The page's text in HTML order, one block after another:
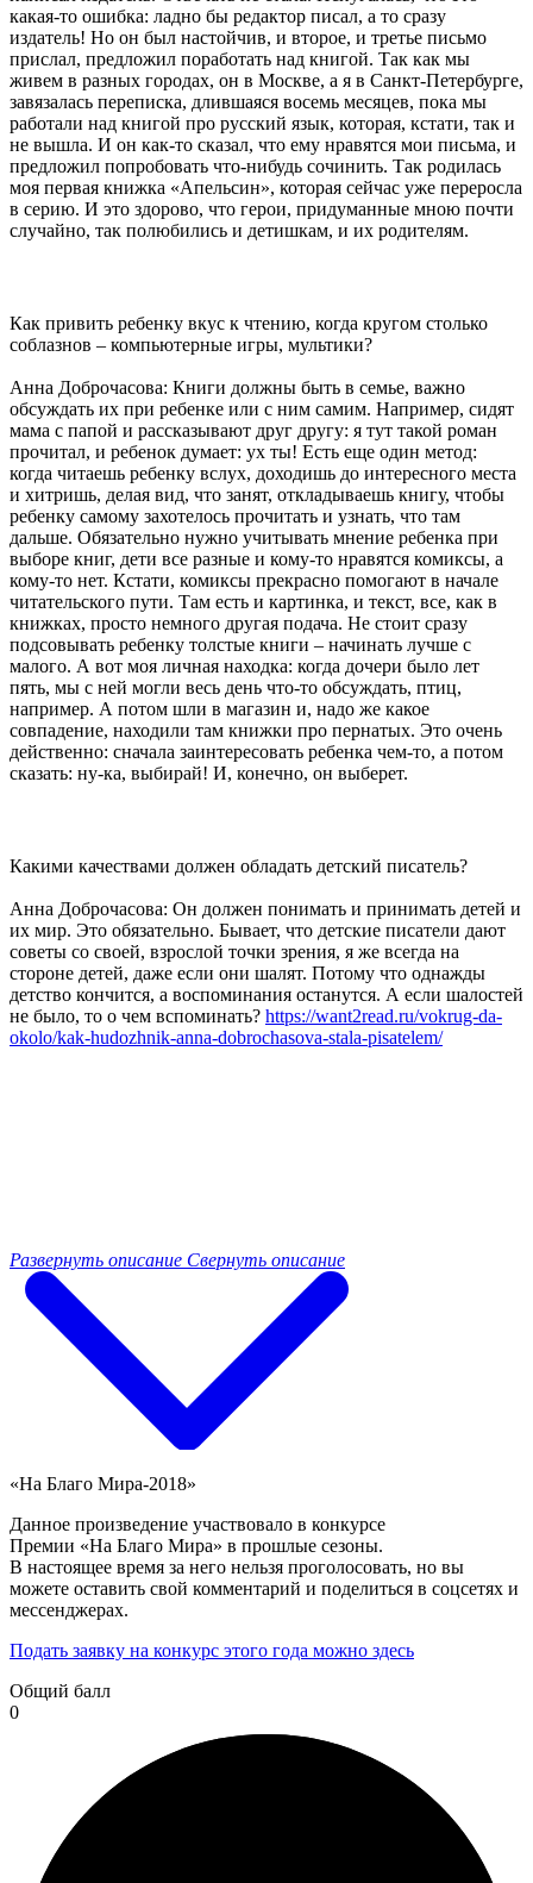
какая-то ошибка: ладно бы редактор писал, а то сразу
издатель! Но он был настойчив, и второе, и третье письмо
прислал, предложил поработать над книгой. Так как мы
живем в разных городах, он в Москве, а я в Санкт-Петербурге,
завязалась переписка, длившаяся восемь месяцев, пока мы
работали над книгой про русский язык, которая, кстати, так и
не вышла. И он как-то сказал, что ему нравятся мои письма, и
предложил попробовать что-нибудь сочинить. Так родилась
моя первая книжка «Апельсин», которая сейчас уже переросла
в серию. И это здорово, что герои, придуманные мною почти
случайно, так полюбились и детишкам, и их родителям.
Как привить ребенку вкус к чтению, когда кругом столько
соблазнов – компьютерные игры, мультики?
Анна Доброчасова: Книги должны быть в семье, важно
обсуждать их при ребенке или с ним самим. Например, сидят
мама с папой и рассказывают друг другу: я тут такой роман
прочитал, и ребенок думает: ух ты! Есть еще один метод:
когда читаешь ребенку вслух, доходишь до интересного места
и хитришь, делая вид, что занят, откладываешь книгу, чтобы
ребенку самому захотелось прочитать и узнать, что там
дальше. Обязательно нужно учитывать мнение ребенка при
выборе книг, дети все разные и кому-то нравятся комиксы, а
кому-то нет. Кстати, комиксы прекрасно помогают в начале
читательского пути. Там есть и картинка, и текст, все, как в
книжках, просто немного другая подача. Не стоит сразу
подсовывать ребенку толстые книги – начинать лучше с
малого. А вот моя личная находка: когда дочери было лет
пять, мы с ней могли весь день что-то обсуждать, птиц,
например. А потом шли в магазин и, надо же какое
совпадение, находили там книжки про пернатых. Это очень
действенно: сначала заинтересовать ребенка чем-то, а потом
сказать: ну-ка, выбирай! И, конечно, он выберет.
Какими качествами должен обладать детский писатель?
Анна Доброчасова: Он должен понимать и принимать детей и
их мир. Это обязательно. Бывает, что детские писатели дают
советы со своей, взрослой точки зрения, я же всегда на
стороне детей, даже если они шалят. Потому что однажды
детство кончится, а воспоминания останутся. А если шалостей
не было, то о чем вспоминать? https://want2read.ru/vokrug-da-
okolo/kak-hudozhnik-anna-dobrochasova-stala-pisatelem/
Развернуть описание Свернуть описание
«На Благо Мира-2018»
Данное произведение участвовало в конкурсе
Премии «На Благо Мира» в прошлые сезоны.
В настоящее время за него нельзя проголосовать, но вы
можете оставить свой комментарий и поделиться в соцсетях и
мессенджерах.
Подать заявку на конкурс этого года можно здесь
Общий балл
0